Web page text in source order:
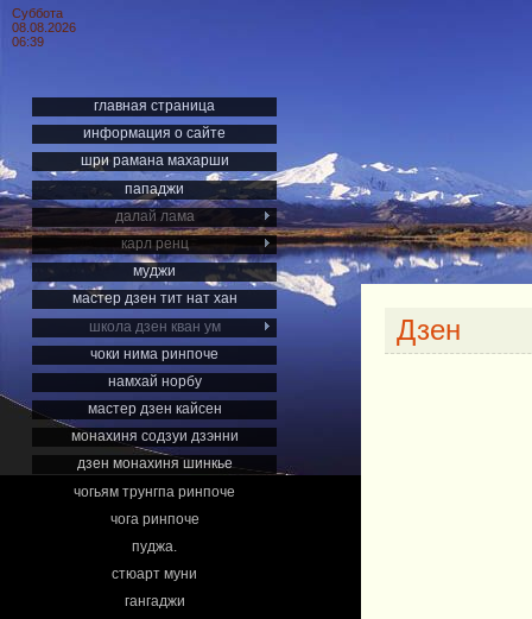
Суббота
08.08.2026
06:39
главная страница
информация о сайте
шри рамана махарши
пападжи
далай лама
карл ренц
муджи
мастер дзен тит нат хан
школа дзен кван ум
чоки нима ринпоче
намхай норбу
мастер дзен кайсен
монахиня содзуи дзэнни
дзен монахиня шинкье
чогьям трунгпа ринпоче
чога ринпоче
пуджа.
стюарт муни
гангаджи
Дзен